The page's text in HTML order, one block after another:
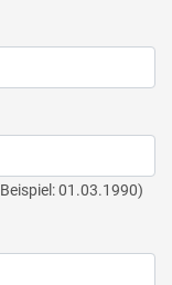
01.03.1990)